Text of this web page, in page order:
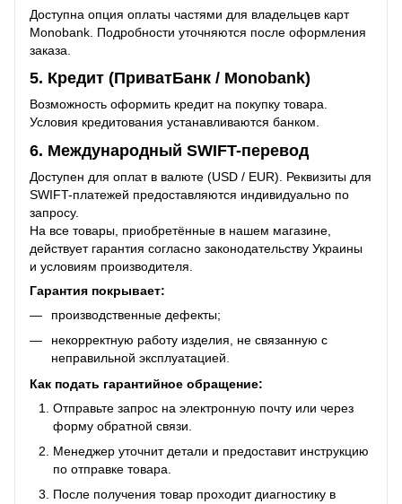
Доступна опция оплаты частями для владельцев карт
Monobank. Подробности уточняются после оформления
заказа.
5. Кредит (ПриватБанк / Monobank)
Возможность оформить кредит на покупку товара.
Условия кредитования устанавливаются банком.
6. Международный SWIFT-перевод
Доступен для оплат в валюте (USD / EUR). Реквизиты для
SWIFT-платежей предоставляются индивидуально по
запросу.
На все товары, приобретённые в нашем магазине,
действует гарантия согласно законодательству Украины
и условиям производителя.
Гарантия покрывает:
производственные дефекты;
некорректную работу изделия, не связанную с
неправильной эксплуатацией.
Как подать гарантийное обращение:
Отправьте запрос на электронную почту или через
форму обратной связи.
Менеджер уточнит детали и предоставит инструкцию
по отправке товара.
После получения товар проходит диагностику в